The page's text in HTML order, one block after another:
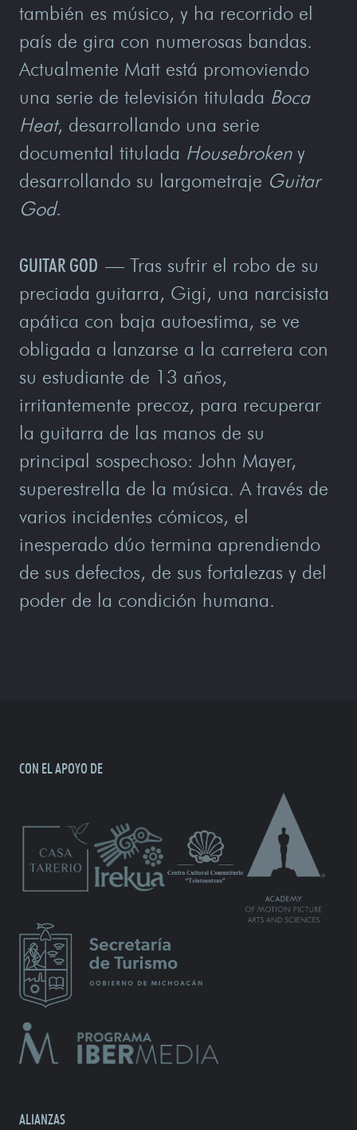
también es músico, y ha recorrido el
país de gira con numerosas bandas.
Actualmente Matt está promoviendo
una serie de televisión titulada Boca
Heat, desarrollando una serie
documental titulada Housebrokeny
desarrollando su largometraje Guitar
God.
GUITAR GOD — Tras sufrir el robo de su
preciada guitarra, Gigi, una narcisista
apática con baja autoestima, se ve
obligada a lanzarse a la carretera con
su estudiante de 13 años,
irritantemente precoz, para recuperar
la guitarra de las manos de su
principal sospechoso: John Mayer,
superestrella de la música. A través de
varios incidentes cómicos, el
inesperado dúo termina aprendiendo
de sus defectos, de sus fortalezas y del
poder de la condición humana.
CON EL APOYO DE
ALIANZAS